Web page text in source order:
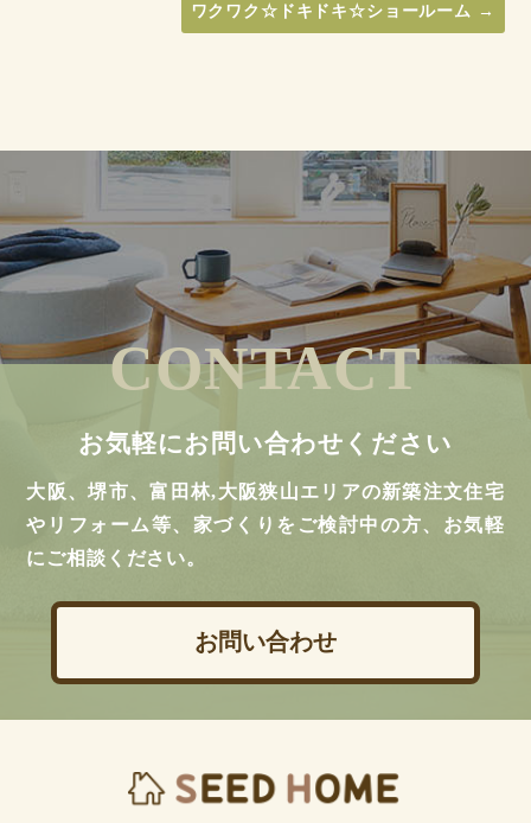
ワクワク☆ドキドキ☆ショールーム →
CONTACT
お気軽にお問い合わせください
大阪、堺市、富田林,大阪狭山エリアの新築注文住宅
やリフォーム等、家づくりをご検討中の方、お気軽
にご相談ください。
お問い合わせ